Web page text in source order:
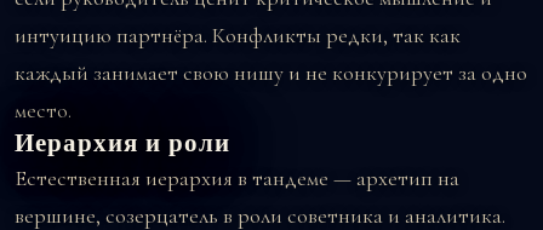
интуицию партнёра. Конфликты редки, так как
каждый занимает свою нишу и не конкурирует за одно
место.
Иерархия и роли
Естественная иерархия в тандеме — архетип на
вершине, созерцатель в роли советника и аналитика.